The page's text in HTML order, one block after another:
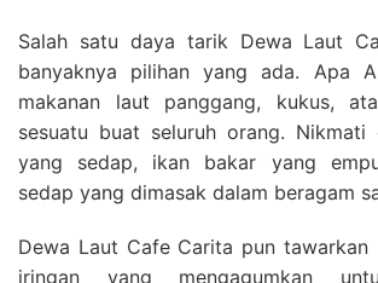
Salah satu daya tarik Dewa Laut
banyaknya pilihan yang ada. Apa
makanan laut panggang, kukus,
sesuatu buat seluruh orang. Nikmati
yang sedap, ikan bakar yang
sedap yang dimasak dalam beragam
Dewa Laut Cafe Carita pun tawarkan
iringan yang mengagumkan